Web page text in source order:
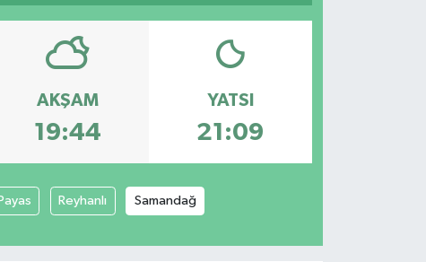
AKŞAM
19:44
YATSI
21:09
Payas Reyhanlı Samandağ